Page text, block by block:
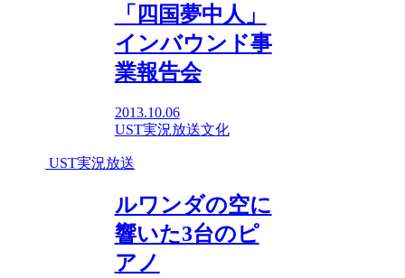
「四国夢中人」
インバウンド事
業報告会
2013.10.06
UST実況放送文化
UST実況放送
ルワンダの空に
響いた3台のピ
アノ